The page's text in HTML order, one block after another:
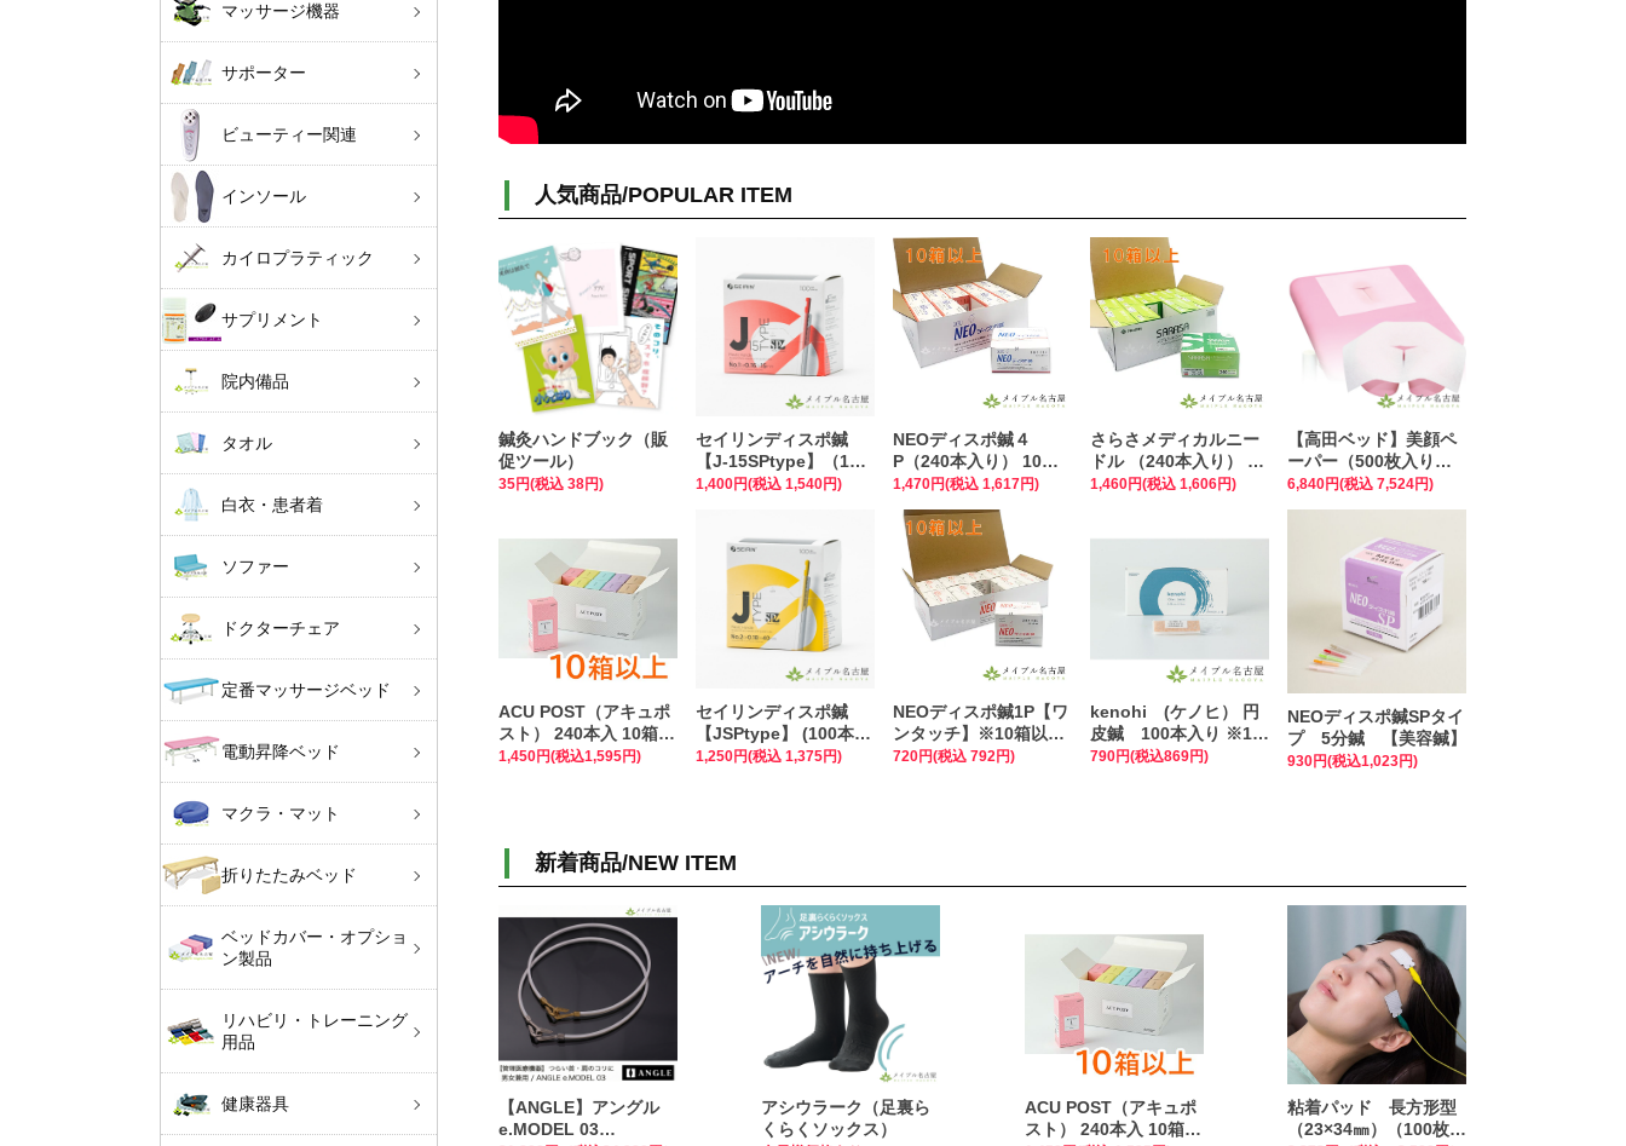
マッサージ機器
サポーター
ビューティー関連
インソール
カイロプラティック
サプリメント
院内備品
タオル
白衣・患者着
ソファー
ドクターチェア
定番マッサージベッド
電動昇降ベッド
マクラ・マット
折りたたみベッド
ベッドカバー・オプショ
ン製品
リハビリ・トレーニング
用品
健康器具
人気商品/POPULAR ITEM
鍼灸ハンドブック（販
促ツール）
35円(税込 38円)
セイリンディスポ鍼
【J-15SPtype】（100
本入）
1,400円(税込 1,540円)
NEOディスポ鍼４
P（240本入り） 10箱
以上まとめ買い特価！
1,470円(税込 1,617円)
さらさメディカルニー
ドル （240本入り） 10
箱以上まとめ買い特
1,460円(税込 1,606円)
【高田ベッド】美顔ペ
ーパー（500枚入り）
幅30cm×長さ36cm
6,840円(税込 7,524円)
ACU POST（アキュポ
スト） 240本入 10箱以
上まとめ買い特価！
1,450円(税込1,595円)
セイリンディスポ鍼
【JSPtype】 (100本
入)※旧 J-Sakuraタイ
1,250円(税込 1,375円)
NEOディスポ鍼1P【ワ
ンタッチ】※10箱以上
まとめ買い特価
720円(税込 792円)
kenohi (ケノヒ） 円
皮鍼 100本入り ※10
箱以上まとめ買い特価
790円(税込869円)
NEOディスポ鍼SPタイ
プ 5分鍼 【美容鍼】
930円(税込1,023円)
新着商品/NEW ITEM
【ANGLE】アングル
e.MODEL 03
アシウラーク（足裏ら
くらくソックス）
ACU POST（アキュポ
スト） 240本入 10箱以
粘着パッド 長方形型
（23×34㎜）（100枚入